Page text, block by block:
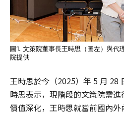
圖1. 文策院董事長王時思（圖左）與代
院提供
王時思於今（2025）年 5 月 28
時思表示，現階段的文策院需
價值深化，王時思就當前國內